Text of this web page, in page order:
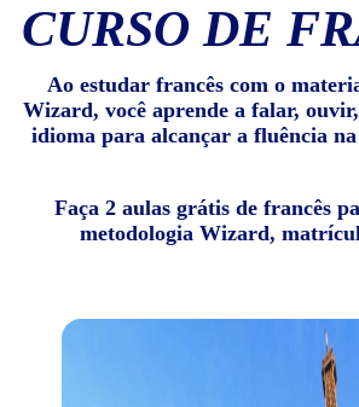
CURSO DE
Ao estudar francês com o
Wizard, você aprende a falar,
idioma para alcançar a fluência
Faça 2 aulas grátis de francês
metodologia Wizard,